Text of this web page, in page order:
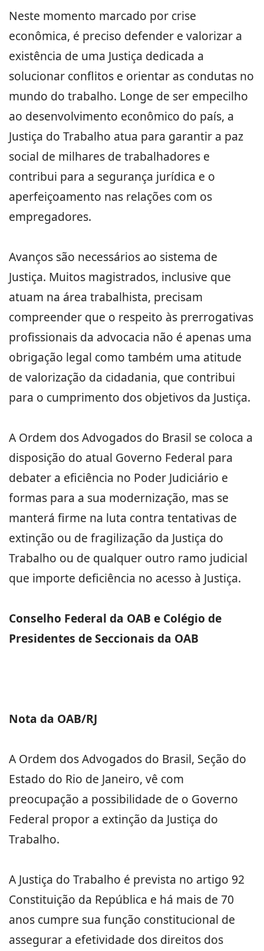
Neste momento marcado por crise
econômica, é preciso defender e valorizar a
existência de uma Justiça dedicada a
solucionar conflitos e orientar as condutas no
mundo do trabalho. Longe de ser empecilho
ao desenvolvimento econômico do país, a
Justiça do Trabalho atua para garantir a paz
social de milhares de trabalhadores e
contribui para a segurança jurídica e o
aperfeiçoamento nas relações com os
empregadores.
Avanços são necessários ao sistema de
Justiça. Muitos magistrados, inclusive que
atuam na área trabalhista, precisam
compreender que o respeito às prerrogativas
profissionais da advocacia não é apenas uma
obrigação legal como também uma atitude
de valorização da cidadania, que contribui
para o cumprimento dos objetivos da Justiça.
A Ordem dos Advogados do Brasil se coloca a
disposição do atual Governo Federal para
debater a eficiência no Poder Judiciário e
formas para a sua modernização, mas se
manterá firme na luta contra tentativas de
extinção ou de fragilização da Justiça do
Trabalho ou de qualquer outro ramo judicial
que importe deficiência no acesso à Justiça.
Conselho Federal da OAB e Colégio de
Presidentes de Seccionais da OAB
Nota da OAB/RJ
A Ordem dos Advogados do Brasil, Seção do
Estado do Rio de Janeiro, vê com
preocupação a possibilidade de o Governo
Federal propor a extinção da Justiça do
Trabalho.
A Justiça do Trabalho é prevista no artigo 92
Constituição da República e há mais de 70
anos cumpre sua função constitucional de
assegurar a efetividade dos direitos dos